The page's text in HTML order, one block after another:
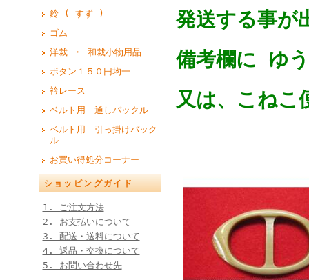
鈴 ( すず )
ゴム
洋裁 ・ 和裁小物用品
ボタン１５０円均一
衿レース
ベルト用 通しバックル
ベルト用 引っ掛けバック
ル
お買い得処分コーナー
ショッピングガイド
1. ご注文方法
2. お支払いについて
3. 配送・送料について
4. 返品・交換について
5. お問い合わせ先
発送する事が
備考欄に ゆ
又は、こね